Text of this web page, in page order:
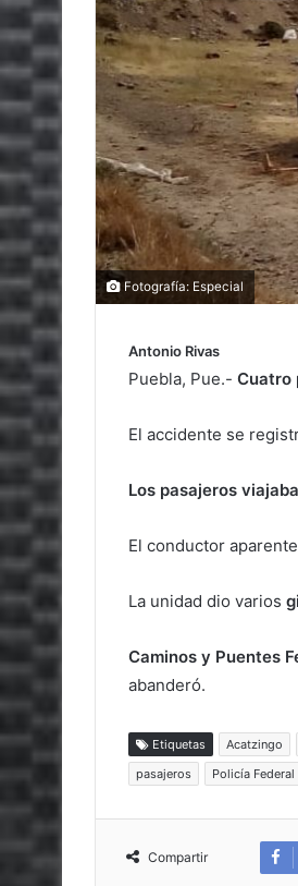
Fotografía: Especial
Antonio Rivas
Puebla, Pue.- Cuatro
El accidente se
Los pasajeros
El conductor
La unidad dio varios
Caminos y Puentes
abanderó.
Etiquetas Acatzingo
pasajeros
Policía Federal
Compartir